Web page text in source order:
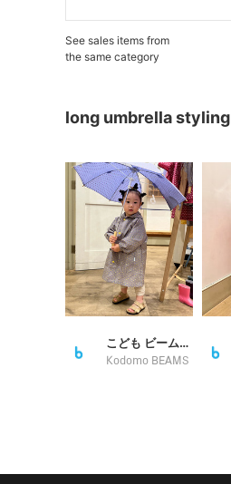
See sales items from
the same category
long umbrella styling
こども ビームス スタイリング
Kodomo BEAMS